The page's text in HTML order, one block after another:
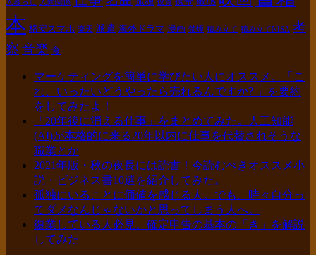
人暮らし 人間関係 投資
本 格安スマホ 楽天 派遣 海外ドラマ 漫画 禁煙 積み立て 積み立てNISA 考
察 音楽 食
マーケティングを簡単に学びたい人にオススメ。「こ
れ、いったいどうやったら売れるんですか? 」を要約
をしてみたよ！
「20年後に消える仕事」をまとめてみた。人工知能
(AI)が本格的に来る20年以内に仕事を代替されそうな
職業とか
2021年版・秋の夜長には読書！今読むべきオススメ小
説・ビジネス書10選を紹介してみた。
孤独にいることに価値を感じる人。でも、時々自分っ
てダメなんじゃないかと思ってしまう人へ。
復業している人必見。確定申告の基本の「き」を解説
してみた